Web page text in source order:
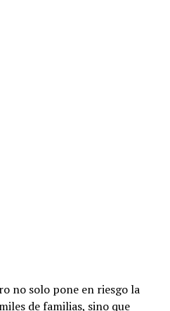
no solo pone en riesgo la
de familias, sino que